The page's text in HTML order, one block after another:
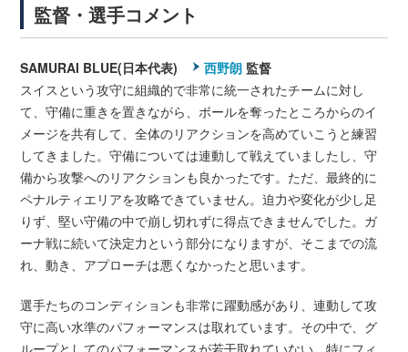
監督・選手コメント
SAMURAI BLUE(日本代表) 西野朗 監督
スイスという攻守に組織的で非常に統一されたチームに対し
て、守備に重きを置きながら、ボールを奪ったところからのイ
メージを共有して、全体のリアクションを高めていこうと練習
してきました。守備については連動して戦えていましたし、守
備から攻撃へのリアクションも良かったです。ただ、最終的に
ペナルティエリアを攻略できていません。迫力や変化が少し足
りず、堅い守備の中で崩し切れずに得点できませんでした。ガ
ーナ戦に続いて決定力という部分になりますが、そこまでの流
れ、動き、アプローチは悪くなかったと思います。
選手たちのコンディションも非常に躍動感があり、連動して攻
守に高い水準のパフォーマンスは取れています。その中で、グ